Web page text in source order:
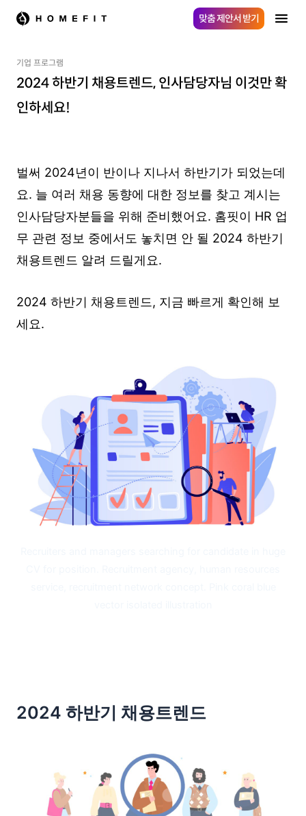
맞춤 제안서 받기
기업 프로그램
2024 하반기 채용트렌드, 인사담당자님 이것만 확
인하세요!
벌써 2024년이 반이나 지나서 하반기가 되었는데
요. 늘 여러 채용 동향에 대한 정보를 찾고 계시는
인사담당자분들을 위해 준비했어요. 홈핏이 HR 업
무 관련 정보 중에서도 놓치면 안 될 2024 하반기
채용트렌드 알려 드릴게요.
2024 하반기 채용트렌드, 지금 빠르게 확인해 보
세요.
2024 하반기 채용트렌드